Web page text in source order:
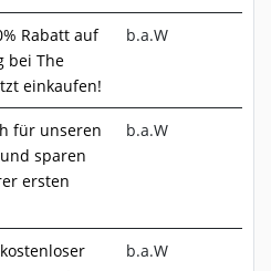
Rabatt auf
bei The
einkaufen!
b.a.W
für unseren
sparen
ersten
b.a.W
b.a.W